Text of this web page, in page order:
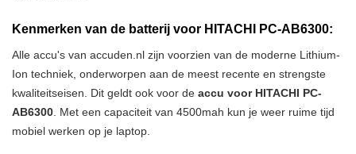
Kenmerken van de batterij voor HITACHI PC-AB6300:
Alle accu's van accuden.nl zijn voorzien van de moderne Lithium-
Ion techniek, onderworpen aan de meest recente en strengste
kwaliteitseisen. Dit geldt ook voor de accu voor HITACHI PC-
AB6300 . Met een capaciteit van 4500mah kun je weer ruime tijd
mobiel werken op je laptop.